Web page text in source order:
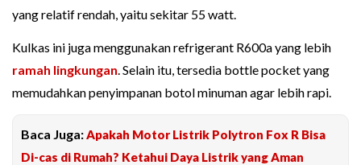
yang relatif rendah, yaitu sekitar 55 watt.
Kulkas ini juga menggunakan refrigerant R600a yang lebih
ramah lingkungan . Selain itu, tersedia bottle pocket yang
memudahkan penyimpanan botol minuman agar lebih rapi.
Baca Juga: Apakah Motor Listrik Polytron Fox R Bisa
Di-cas di Rumah? Ketahui Daya Listrik yang Aman